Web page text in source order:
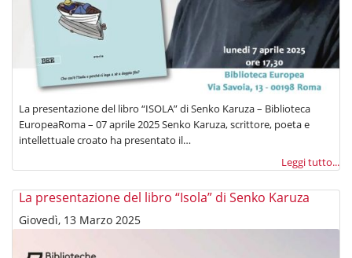
La presentazione del libro “ISOLA” di Senko Karuza – Biblioteca
EuropeaRoma – 07 aprile 2025 Senko Karuza, scrittore, poeta e
intellettuale croato ha presentato il…
Leggi tutto...
La presentazione del libro “Isola” di Senko Karuza
Giovedì, 13 Marzo 2025